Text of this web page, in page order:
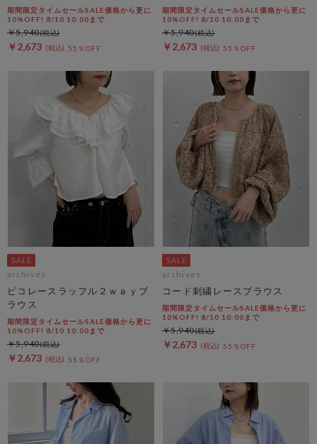
期間限定タイムセールSALE価格から更に
10%OFF! 8/10 10:00まで
￥2,673 55％OFF
￥5,940
期間限定タイムセールSALE価格から更に
10%OFF! 8/10 10:00まで
￥2,673 55％OFF
￥5,940
archives
ピコレースラッフル２ｗａｙブ
ラウス
期間限定タイムセールSALE価格から更に
10%OFF! 8/10 10:00まで
￥2,673 55％OFF
￥5,940
archives
コード刺繍レースブラウス
期間限定タイムセールSALE価格から更に
10%OFF! 8/10 10:00まで
￥2,673 55％OFF
￥5,940